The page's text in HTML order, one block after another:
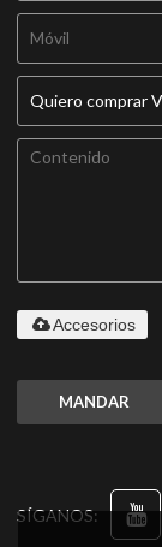
Accesorios
MANDAR
SÍGANOS: